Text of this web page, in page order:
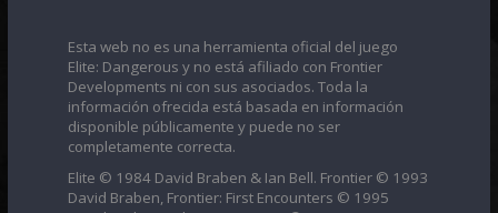
Esta web no es una herramienta oficial del juego
Elite: Dangerous y no está afiliado con Frontier
Developments ni con sus asociados. Toda la
información ofrecida está basada en información
disponible públicamente y puede no ser
completamente correcta.
Elite © 1984 David Braben & Ian Bell. Frontier © 1993
David Braben, Frontier: First Encounters © 1995